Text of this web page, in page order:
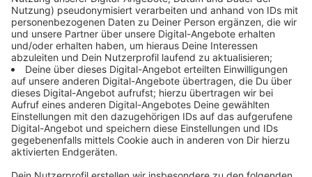
Förderschule im Bereich körperliche und motorische
Entwicklung. Sie ist die älteste Schule in diesem
Bereich. Am Samstag, den 10.05. feiern sie in Maria
Veen ihr 100-jähriges Bestehen mit einem Schulfest.
Es wird historisch und spaßig mit ganz vielen Spielen.
Hier für weitere Infos.
Anzeige